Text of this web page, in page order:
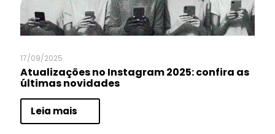
17/09/2025
Atualizações no Instagram 2025: confira as
últimas novidades
Leia mais